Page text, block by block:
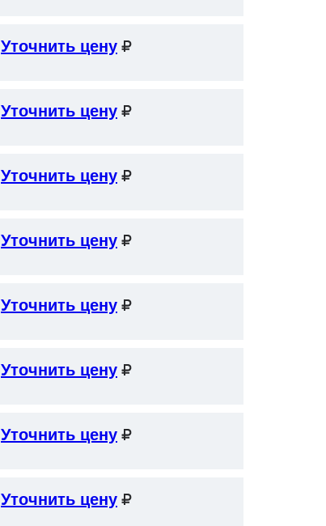
Уточнить цену
Уточнить цену
Уточнить цену
Уточнить цену
Уточнить цену
Уточнить цену
Уточнить цену
Уточнить цену